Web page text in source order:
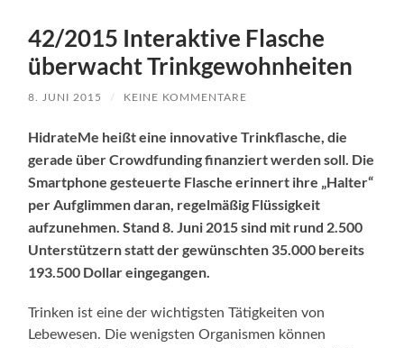
42/2015 Interaktive Flasche
überwacht Trinkgewohnheiten
8. JUNI 2015 / KEINE KOMMENTARE
HidrateMe heißt eine innovative Trinkflasche, die
gerade über Crowdfunding finanziert werden soll. Die
Smartphone gesteuerte Flasche erinnert ihre „Halter“
per Aufglimmen daran, regelmäßig Flüssigkeit
aufzunehmen. Stand 8. Juni 2015 sind mit rund 2.500
Unterstützern statt der gewünschten 35.000 bereits
193.500 Dollar eingegangen.
Trinken ist eine der wichtigsten Tätigkeiten von
Lebewesen. Die wenigsten Organismen können